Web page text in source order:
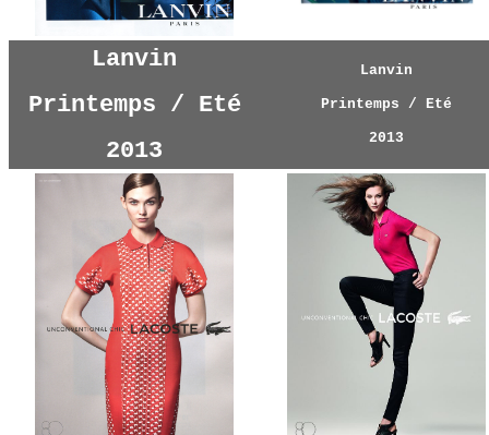
Lanvin
Printemps / Eté
2013
Lanvin
Printemps / Eté
2013